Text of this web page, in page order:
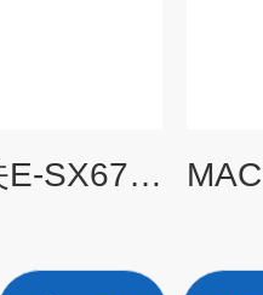
OMRON光电开关E-SX672P-W基本应用